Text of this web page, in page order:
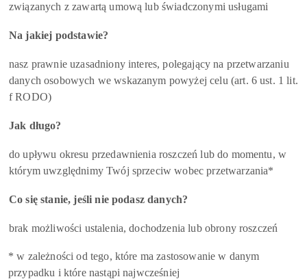
związanych z zawartą umową lub świadczonymi usługami
Na jakiej podstawie?
nasz prawnie uzasadniony interes, polegający na przetwarzaniu
danych osobowych we wskazanym powyżej celu (art. 6 ust. 1 lit.
f RODO)
Jak długo?
do upływu okresu przedawnienia roszczeń lub do momentu, w
którym uwzględnimy Twój sprzeciw wobec przetwarzania*
Co się stanie, jeśli nie podasz danych?
brak możliwości ustalenia, dochodzenia lub obrony roszczeń
* w zależności od tego, które ma zastosowanie w danym
przypadku i które nastąpi najwcześniej